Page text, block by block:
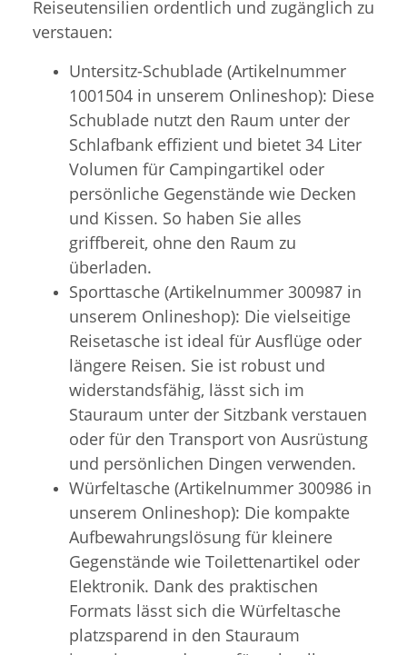
Reiseutensilien ordentlich und zugänglich zu
verstauen:
Untersitz-Schublade (Artikelnummer
1001504 in unserem Onlineshop): Diese
Schublade nutzt den Raum unter der
Schlafbank effizient und bietet 34 Liter
Volumen für Campingartikel oder
persönliche Gegenstände wie Decken
und Kissen. So haben Sie alles
griffbereit, ohne den Raum zu
überladen.
Sporttasche (Artikelnummer 300987 in
unserem Onlineshop): Die vielseitige
Reisetasche ist ideal für Ausflüge oder
längere Reisen. Sie ist robust und
widerstandsfähig, lässt sich im
Stauraum unter der Sitzbank verstauen
oder für den Transport von Ausrüstung
und persönlichen Dingen verwenden.
Würfeltasche (Artikelnummer 300986 in
unserem Onlineshop): Die kompakte
Aufbewahrungslösung für kleinere
Gegenstände wie Toilettenartikel oder
Elektronik. Dank des praktischen
Formats lässt sich die Würfeltasche
platzsparend in den Stauraum